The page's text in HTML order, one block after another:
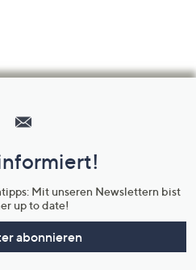
Mit unseren Newslettern bist
up to date!
abonnieren